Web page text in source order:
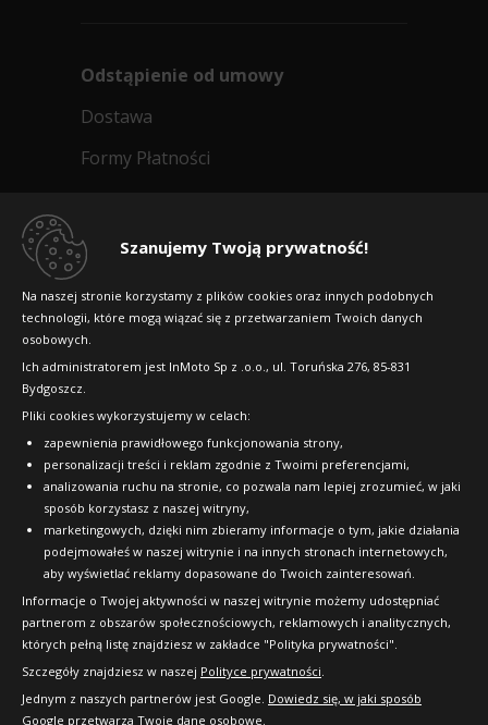
Szanujemy Twoją prywatność!
Na naszej stronie korzystamy z plików cookies oraz innych podobnych
technologii, które mogą wiązać się z przetwarzaniem Twoich danych
osobowych.
Ich administratorem jest InMoto Sp z .o.o., ul. Toruńska 276, 85-831
Bydgoszcz.
Pliki cookies wykorzystujemy w celach:
zapewnienia prawidłowego funkcjonowania strony,
personalizacji treści i reklam zgodnie z Twoimi preferencjami,
analizowania ruchu na stronie, co pozwala nam lepiej zrozumieć, w jaki
sposób korzystasz z naszej witryny,
marketingowych, dzięki nim zbieramy informacje o tym, jakie działania
podejmowałeś w naszej witrynie i na innych stronach internetowych,
aby wyświetlać reklamy dopasowane do Twoich zainteresowań.
Informacje o Twojej aktywności w naszej witrynie możemy udostępniać
partnerom z obszarów społecznościowych, reklamowych i analitycznych,
których pełną listę znajdziesz w zakładce "Polityka prywatności".
Szczegóły znajdziesz w naszej Polityce prywatności.
Jednym z naszych partnerów jest Google. Dowiedz się, w jaki sposób
Google przetwarza Twoje dane osobowe.
Odstąpienie od umowy
Dostawa
Formy Płatności
Dlaczego warto kupić w 24opony.pl
Raty
FAQ
OFICJALNY PARTNER